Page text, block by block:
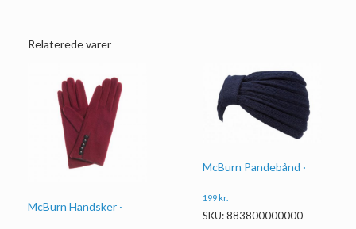
Relaterede varer
McBurn Handsker ·
McBurn Pandebånd ·
199kr.
SKU: 883800000000